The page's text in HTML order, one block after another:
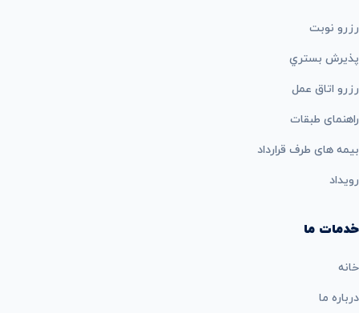
رزرو نوبت
پذيرش بستري
رزرو اتاق عمل
راهنمای طبقات
بيمه های طرف قرارداد
رویداد
خدمات ما
خانه
درباره ما